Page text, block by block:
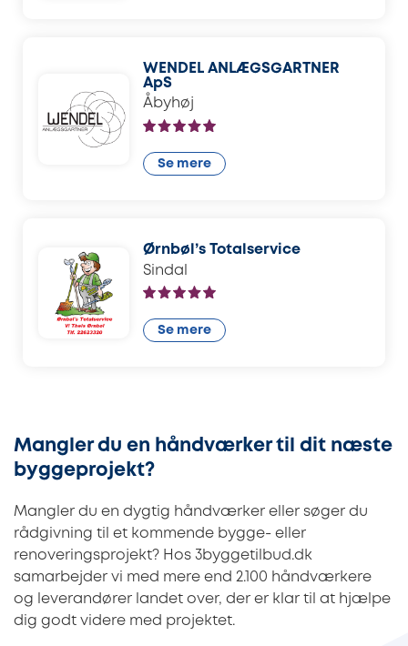
WENDEL ANLÆGSGARTNER
ApS
Åbyhøj
Se mere
Ørnbøl’s Totalservice
Sindal
Se mere
Mangler du en håndværker til dit næste
byggeprojekt?
Mangler du en dygtig håndværker eller søger du
rådgivning til et kommende bygge- eller
renoveringsprojekt? Hos 3byggetilbud.dk
samarbejder vi med mere end 2.100 håndværkere
og leverandører landet over, der er klar til at hjælpe
dig godt videre med projektet.